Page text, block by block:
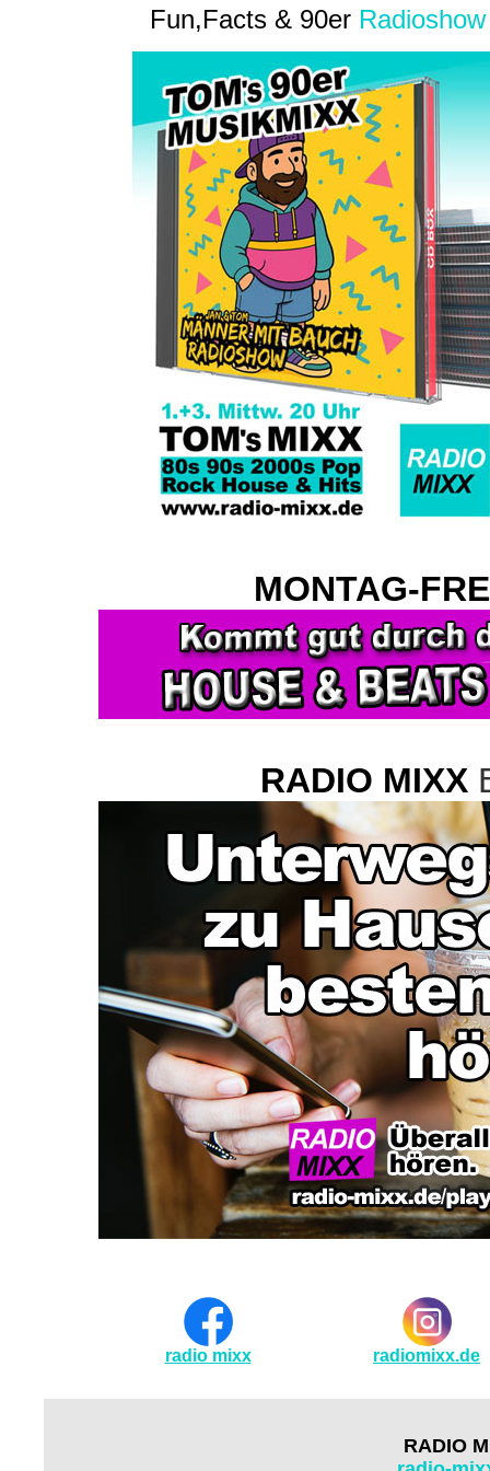
Fun,Facts & 90er Radioshow
MONTAG-
RADIO MIXX
radio mixx radiomixx.de
RADIO